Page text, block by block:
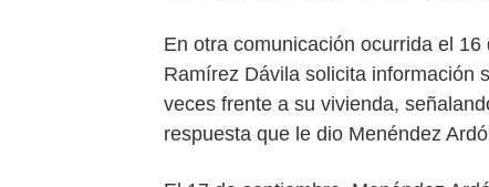
En otra comunicación ocurrida el
Ramírez Dávila solicita información
veces frente a su vivienda,
respuesta que le dio Menéndez